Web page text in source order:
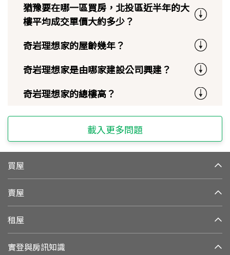
猶豫要在哪一區買房，北投區近半年的大
樓平均成交單價大約多少？
奇岩理想家的屋齡幾年？
奇岩理想家是由哪家建設公司興建？
奇岩理想家的總樓高？
載入更多問題
買屋
賣屋
租屋
實登與房訊知識